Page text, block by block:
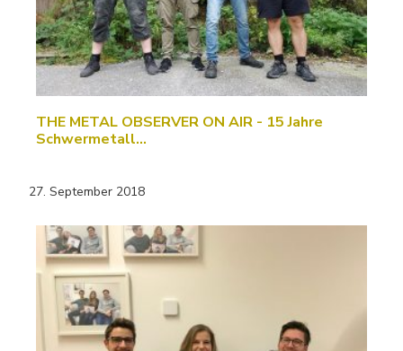
THE METAL OBSERVER ON AIR - 15 Jahre
Schwermetall…
27. September 2018